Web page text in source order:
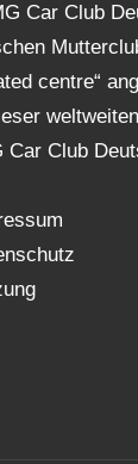
Car Club
centre“
Car Club